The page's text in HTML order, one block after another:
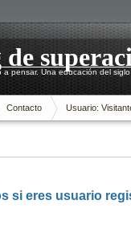
pensar. Una educación del
Contacto Usuario:
si eres usuario